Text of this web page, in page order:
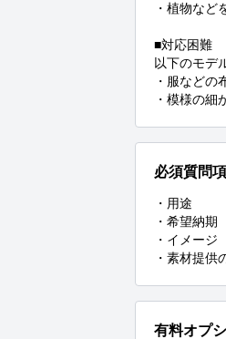
・植物など
■対応困難
以下のモデ
・服などの
・模様の細
必須質問
・用途
・希望納期
・イメージ
・素材提供
有料オプ